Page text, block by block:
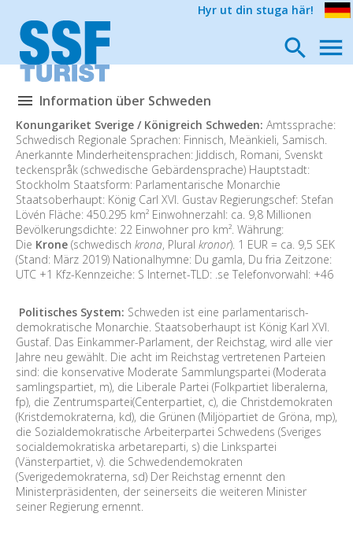
Hyr ut din stuga här!
Information über Schweden
Konungariket Sverige / Königreich Schweden: Amtssprache:
Schwedisch Regionale Sprachen: Finnisch, Meänkieli, Samisch.
Anerkannte Minderheitensprachen: Jiddisch, Romani, Svenskt
teckenspråk (schwedische Gebärdensprache) Hauptstadt:
Stockholm Staatsform: Parlamentarische Monarchie
Staatsoberhaupt: König Carl XVI. Gustav Regierungschef: Stefan
Lövén Fläche: 450.295 km² Einwohnerzahl: ca. 9,8 Millionen
Bevölkerungsdichte: 22 Einwohner pro km². Währung:
Die Krone (schwedisch krona, Plural kronor). 1 EUR = ca. 9,5 SEK
(Stand: März 2019) Nationalhymne: Du gamla, Du fria Zeitzone:
UTC +1 Kfz-Kennzeiche: S Internet-TLD: .se Telefonvorwahl: +46
Politisches System: Schweden ist eine parlamentarisch-
demokratische Monarchie. Staatsoberhaupt ist König Karl XVI.
Gustaf. Das Einkammer-Parlament, der Reichstag, wird alle vier
Jahre neu gewählt. Die acht im Reichstag vertretenen Parteien
sind: die konservative Moderate Sammlungspartei (Moderata
samlingspartiet, m), die Liberale Partei (Folkpartiet liberalerna,
fp), die Zentrumspartei(Centerpartiet, c), die Christdemokraten
(Kristdemokraterna, kd), die Grünen (Miljöpartiet de Gröna, mp),
die Sozialdemokratische Arbeiterpartei Schwedens (Sveriges
socialdemokratiska arbetareparti, s) die Linkspartei
(Vänsterpartiet, v). die Schwedendemokraten
(Sverigedemokraterna, sd) Der Reichstag ernennt den
Ministerpräsidenten, der seinerseits die weiteren Minister
seiner Regierung ernennt.